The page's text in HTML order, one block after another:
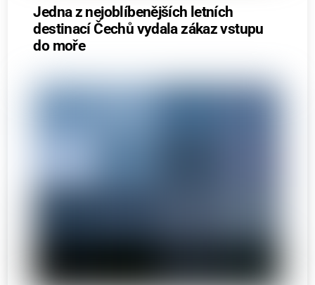
Jedna z nejoblíbenějších letních
destinací Čechů vydala zákaz vstupu
do moře